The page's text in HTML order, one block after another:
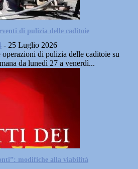
di pulizia delle caditoie
- 25 Luglio 2026
di pulizia delle caditoie su
da lunedì 27 a venerdì...
modifiche alla viabilità